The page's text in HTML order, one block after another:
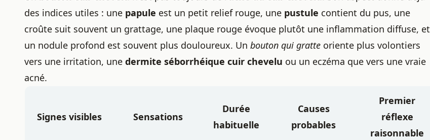
des indices utiles : une papule est un petit relief rouge, une pustule contient du pus, une
croûte suit souvent un grattage, une plaque rouge évoque plutôt une inflammation diffuse, et
un nodule profond est souvent plus douloureux. Un bouton qui gratte oriente plus volontiers
vers une irritation, une dermite séborrhéique cuir chevelu ou un eczéma que vers une vraie
acné.
Signes visibles Sensations
Durée
habituelle
Causes
probables
Premier
réflexe
raisonnable